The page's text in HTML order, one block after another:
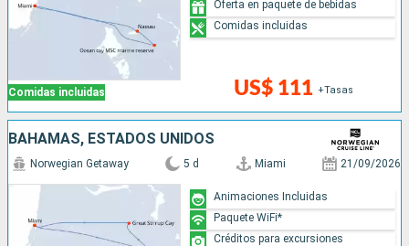
Comidas incluidas US$ 111 +Tasas
Oferta en paquete de bebidas
Comidas incluidas
BAHAMAS, ESTADOS UNIDOS
Norwegian Getaway 5 d Miami 21/09/2026
Animaciones Incluidas
Paquete WiFi*
Créditos para excursiones